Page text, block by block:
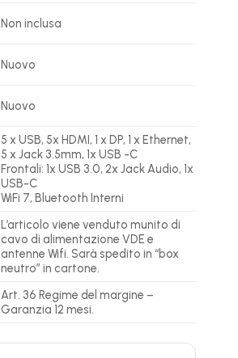
Non inclusa
Nuovo
Nuovo
5 x USB, 5x HDMI, 1 x DP, 1 x Ethernet,
5 x Jack 3.5mm, 1x USB -C
Frontali: 1x USB 3.0, 2x Jack Audio, 1x
USB-C
WiFi 7, Bluetooth Interni
L’articolo viene venduto munito di
cavo di alimentazione VDE e
antenne Wifi. Sarà spedito in “box
neutro” in cartone.
Art. 36 Regime del margine –
Garanzia 12 mesi.